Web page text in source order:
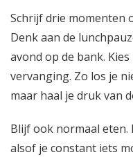
Schrijf drie momenten
Denk aan de
avond op de bank.
vervanging. Zo los je
maar haal je druk van
Blijf ook normaal eten.
alsof je constant iets